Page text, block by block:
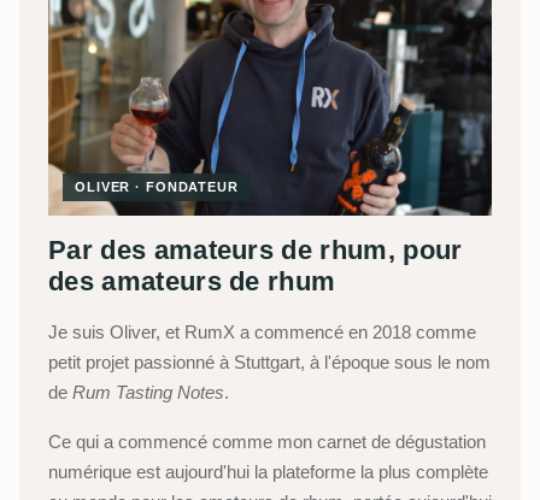
OLIVER · FONDATEUR
Par des amateurs de rhum, pour
des amateurs de rhum
Je suis Oliver, et RumX a commencé en 2018 comme
petit projet passionné à Stuttgart, à l'époque sous le nom
de Rum Tasting Notes.
Ce qui a commencé comme mon carnet de dégustation
numérique est aujourd'hui la plateforme la plus complète